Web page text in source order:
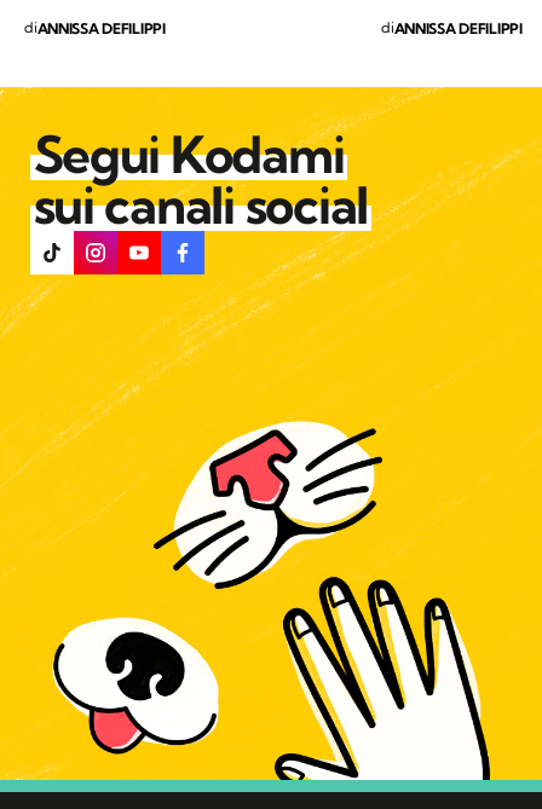
diANNISSA DEFILIPPI diANNISSA DEFILIPPI
Segui Kodami
sui canali social